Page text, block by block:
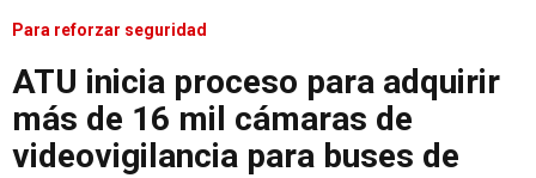
Para reforzar seguridad
ATU inicia proceso para adquirir
más de 16 mil cámaras de
videovigilancia para buses de